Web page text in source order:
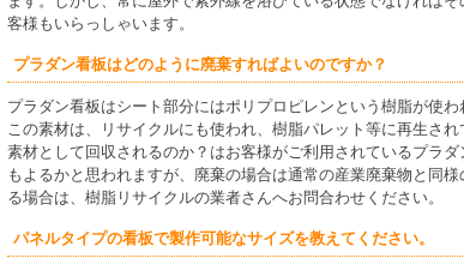
客様もいらっしゃいます。
プラダン看板はどのように廃棄すればよいのですか？
プラダン看板はシート部分にはポリプロピレンという樹脂が使わ
この素材は、リサイクルにも使われ、樹脂パレット等に再生さ
素材として回収されるのか？はお客様がご利用されているプラ
もよるかと思われますが、廃棄の場合は通常の産業廃棄物と同
る場合は、樹脂リサイクルの業者さんへお問合わせください。
パネルタイプの看板で製作可能なサイズを教えてください。